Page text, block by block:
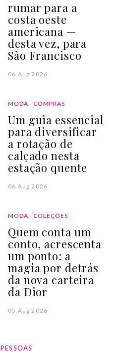
rumar para a
costa oeste
americana —
desta vez, para
São Francisco
06 Aug 2026
MODA COMPRAS
Um guia essencial
para diversificar
a rotação de
calçado nesta
estação quente
06 Aug 2026
MODA COLEÇÕES
Quem conta um
conto, acrescenta
um ponto: a
magia por detrás
da nova carteira
da Dior
05 Aug 2026
PESSOAS